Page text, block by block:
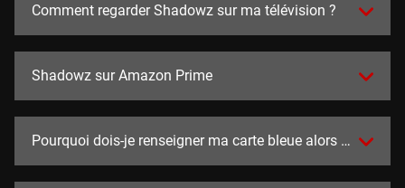
Comment regarder Shadowz sur ma télévision ?
Shadowz sur Amazon Prime
Pourquoi dois-je renseigner ma carte bleue alors que